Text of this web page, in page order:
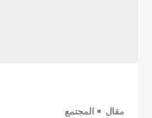
مقال المجتمع